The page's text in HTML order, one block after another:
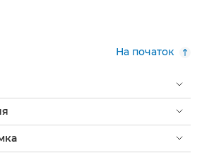
На початок